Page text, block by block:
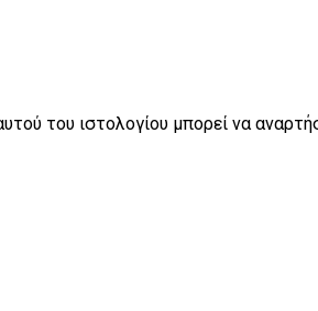
του ιστολογίου μπορεί να